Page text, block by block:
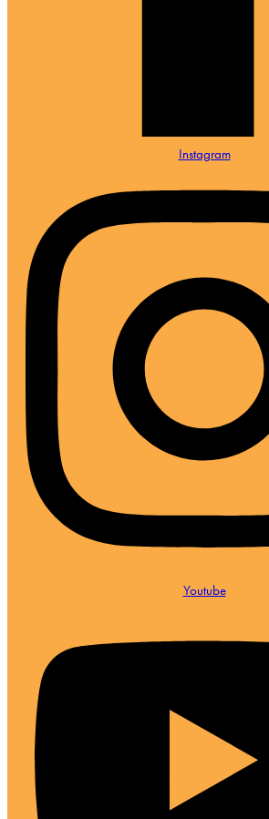
Instagram
Youtube